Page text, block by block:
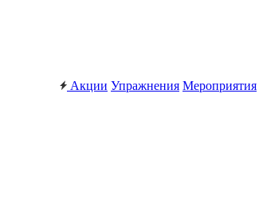
Акции Упражнения Мероприятия